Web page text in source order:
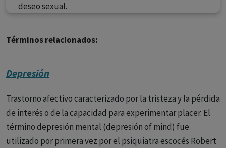
deseo sexual.
Términos relacionados:
Depresión
Trastorno afectivo caracterizado por la tristeza y la pérdida
de interés o de la capacidad para experimentar placer. El
término depresión mental (depresión of mind) fue
utilizado por primera vez por el psiquiatra escocés Robert